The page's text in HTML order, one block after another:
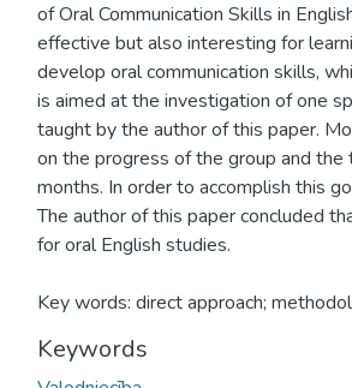
of Oral Communication Skills in
effective but also interesting for
develop oral communication skills,
is aimed at the investigation of one
taught by the author of this paper.
on the progress of the group and the
months. In order to accomplish this
The author of this paper concluded
for oral English studies.
Key words: direct approach;
Keywords